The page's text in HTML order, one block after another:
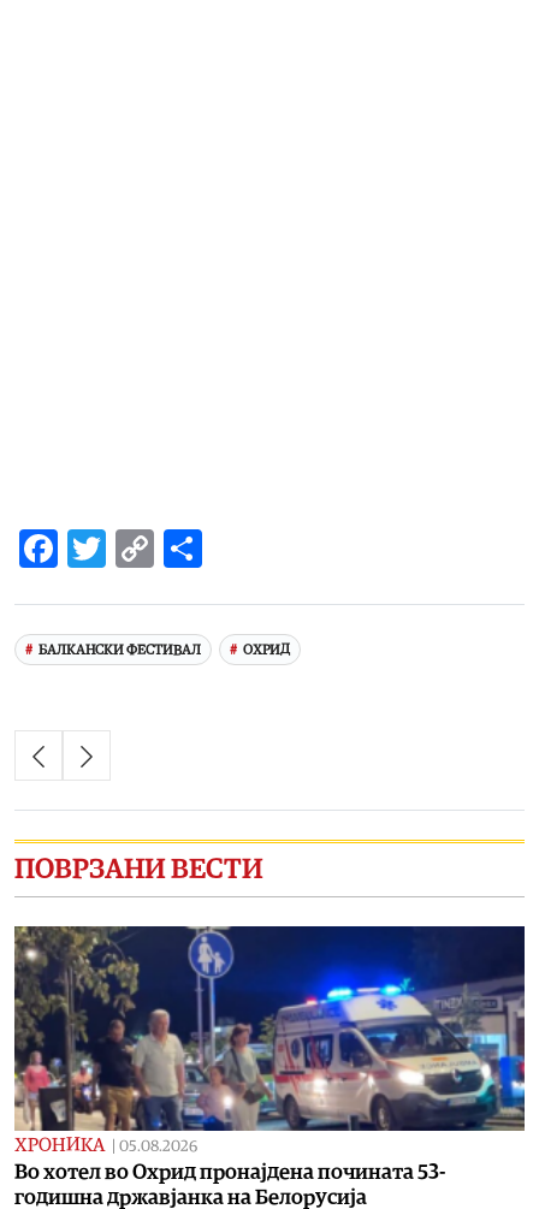
Facebook
Twitter
Copy
БАЛКАНСКИ ФЕСТИВАЛ ОХРИД
ПОВРЗАНИ ВЕСТИ
ХРОНИКА 05.08.2026
Во хотел во Охрид пронајдена почината 53-
годишна државјанка на Белорусија